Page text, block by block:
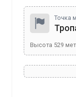
Точка
Высота 529